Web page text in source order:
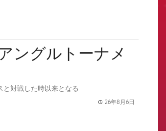
ングルトーナメ
対戦した時以来となる
26年8月6日